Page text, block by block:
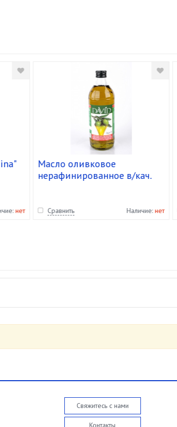
нет
Масло оливковое
нерафинированное в/кач.
Сравнить Наличие: нет
Свяжитесь с нами
Контакты